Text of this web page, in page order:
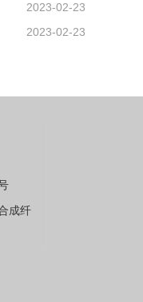
2023-02-23
2023-02-23
成纤